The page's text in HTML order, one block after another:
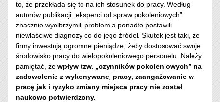
to, że przekłada się to na ich stosunek do pracy. Według
autorów publikacji „eksperci od spraw pokoleniowych”
znacznie wyolbrzymili problem a ponadto postawili
niewłaściwe diagnozy co do jego źródeł. Skutek jest taki, że
firmy inwestują ogromne pieniądze, żeby dostosować swoje
środowisko pracy do wielopokoleniowego personelu. Należy
pamiętać, że wpływ tzw. „czynników pokoleniowych” na
zadowolenie z wykonywanej pracy, zaangażowanie w
pracę jak i ryzyko zmiany miejsca pracy nie został
naukowo potwierdzony.